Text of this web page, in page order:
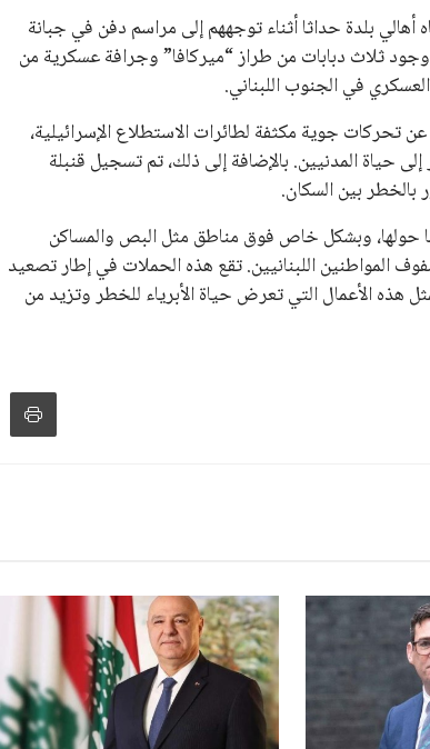
بلدة حداثا أثناء توجههم إلى مراسم دفن في جبانة
ثلاث دبابات من طراز “ميركافا” وجرافة عسكرية من
تحركات جوية مكثفة لطائرات الاستطلاع الإسرائيلية،
حياة المدنيين. بالإضافة إلى ذلك، تم تسجيل قنبلة
بالخطر بين السكان.
حولها، وبشكل خاص فوق مناطق مثل البص والمساكن
المواطنين اللبنانيين. تقع هذه الحملات في إطار تصعيد
هذه الأعمال التي تعرض حياة الأبرياء للخطر وتزيد من